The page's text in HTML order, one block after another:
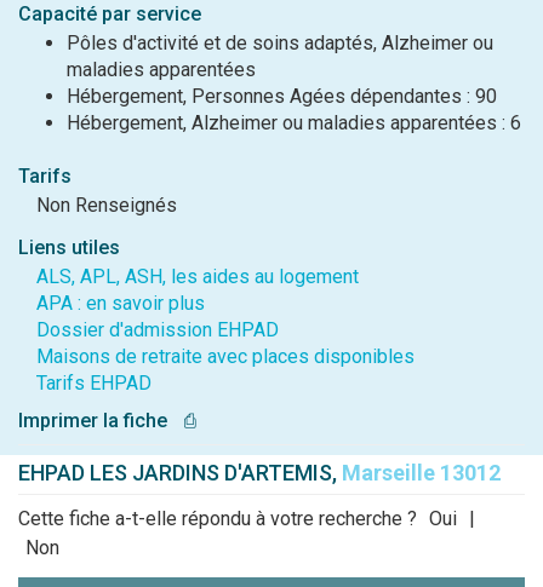
Capacité par service
Pôles d'activité et de soins adaptés, Alzheimer ou
maladies apparentées
Hébergement, Personnes Agées dépendantes : 90
Hébergement, Alzheimer ou maladies apparentées : 6
Tarifs
Non Renseignés
Liens utiles
ALS, APL, ASH, les aides au logement
APA : en savoir plus
Dossier d'admission EHPAD
Maisons de retraite avec places disponibles
Tarifs EHPAD
Imprimer la fiche
⎙
EHPAD LES JARDINS D'ARTEMIS, Marseille 13012
Cette fiche a-t-elle répondu à votre recherche ? Oui |
Non